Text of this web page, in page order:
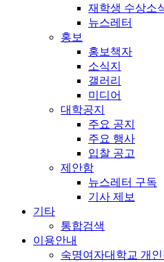
재학생 수상소
뉴스레터
홍보
홍보책자
소식지
갤러리
미디어
대학공지
주요 공지
주요 행사
입찰 공고
제안함
뉴스레터 구독
기사 제보
기타
통합검색
이용안내
숙명여자대학교 개